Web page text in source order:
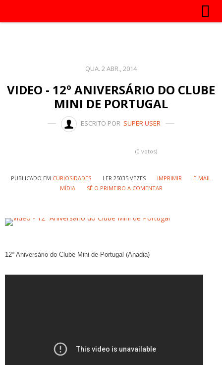
QUA. 2 ABR., 2014
VIDEO - 12º ANIVERSÁRIO DO CLUBE
MINI DE PORTUGAL
ESCRITO POR SUPER USER
(0 votos)
PUBLICADO EM CURIOSIDADES LER 25035 VEZES IMPRIMIR
E-MAIL
MÍDIA
SÊ O PRIMEIRO A COMENTAR
12º Aniversário do Clube Mini de Portugal (Anadia)